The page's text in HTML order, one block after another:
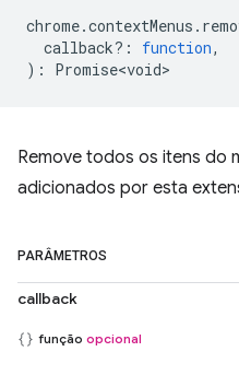
chrome.contextMenus .
callback? : function,
) : Promise<void>
Remove todos os itens do
adicionados por esta
PARÂMETROS
callback
função opcional